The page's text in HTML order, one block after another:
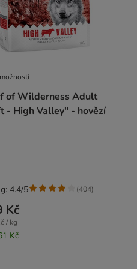
of Wilderness Adult
- High Valley" - hovězí
Kč
/ kg
Kč
4.4/5 (404)